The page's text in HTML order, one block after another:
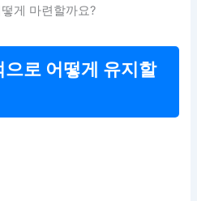
게 마련할까요?
로 어떻게 유지할